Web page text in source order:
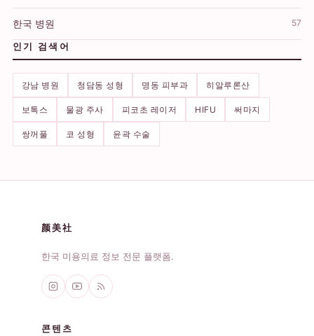
한국 병원 57
인기 검색어
강남 병원 청담동 성형 명동 피부과 히알루론산
보톡스 물광 주사 피코초 레이저 HIFU 써마지
쌍꺼풀 코 성형 윤곽 수술
颜美社
한국 미용의료 정보 전문 플랫폼.
콘텐츠